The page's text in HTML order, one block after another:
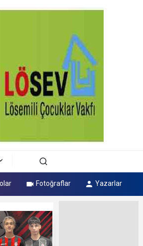
Fotoğraflar Yazarlar